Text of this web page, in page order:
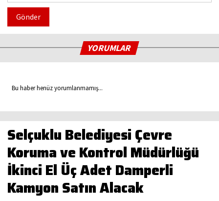
Gönder
YORUMLAR
Bu haber henüz yorumlanmamış...
Selçuklu Belediyesi Çevre
Koruma ve Kontrol Müdürlüğü
İkinci El Üç Adet Damperli
Kamyon Satın Alacak